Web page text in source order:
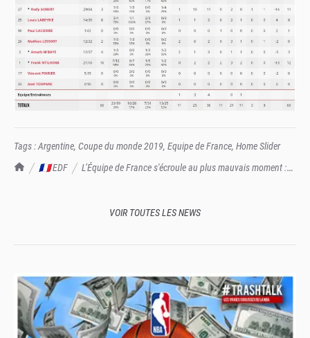
TrashTalk Actu NBA
🇫🇷 EDF
L’Équipe de France s'écroule au plus mauvais moment :
Tags :Argentine, Coupe du monde 2019, Equipe de France, Home Slider
VOIR TOUTES LES NEWS